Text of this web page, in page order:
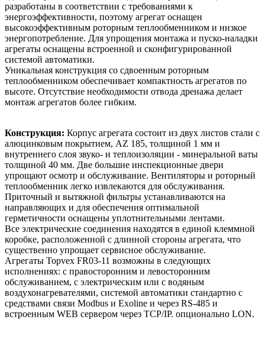
разработаны в соответствии с требованиями к
энергоэффективности, поэтому агрегат оснащен
высокоэффективным роторным теплообменником и низкое
энергопотребление. Для упрощения монтажа и пуско-наладки
агрегаты оснащены встроенной и сконфигурированной
системой автоматики.
Уникальная конструкция со сдвоенным роторным
теплообменником обеспечивает компактность агрегатов по
высоте. Отсутствие необходимости отвода дренажа делает
монтаж агрегатов более гибким.
Конструкция: Корпус агрегата состоит из двух листов стали с
алюцинковым покрытием, AZ 185, толщиной 1 мм и
внутреннего слоя звуко- и теплоизоляции - минеральной ваты
толщиной 40 мм. Две большие инспекционные двери
упрощают осмотр и обслуживание. Вентиляторы и роторный
теплообменник легко извлекаются для обслуживания.
Приточный и вытяжной фильтры устанавливаются на
направляющих и для обеспечения оптимальной
герметичности оснащены уплотнительными лентами.
Все электрические соединения находятся в единой клеммной
коробке, расположенной с длинной стороны агрегата, что
существенно упрощает сервисное обслуживание.
Агрегаты Topvex FR03-11 возможны в следующих
исполнениях: с правосторонним и левосторонним
обслуживанием, с электрическим или с водяным
воздухонагревателями, системой автоматики стандартно с
средствами связи Modbus и Exoline и через RS-485 и
встроенным WEB сервером через TCP/IP. опционально LON.